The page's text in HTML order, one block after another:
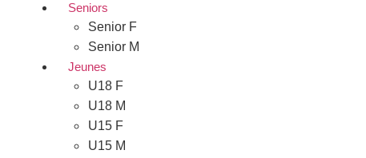
Seniors
Senior F
Senior M
Jeunes
U18 F
U18 M
U15 F
U15 M